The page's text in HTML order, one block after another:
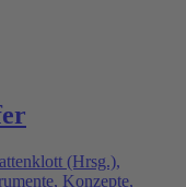
(Hrsg.),
Konzepte,